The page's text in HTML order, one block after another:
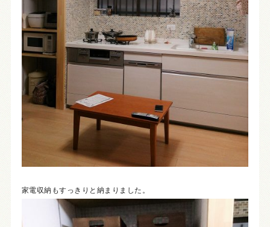
家電収納もすっきりと納まりました。